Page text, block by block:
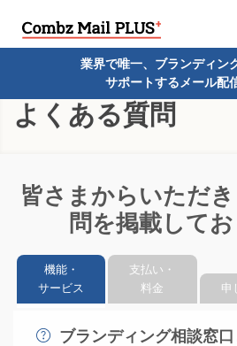
業界で唯一、ブランディン
サポートするメール配
よくある質問
皆さまからいただ
問を掲載してお
機能・
サービス
支払い・
料金
申
ブランディング相談窓